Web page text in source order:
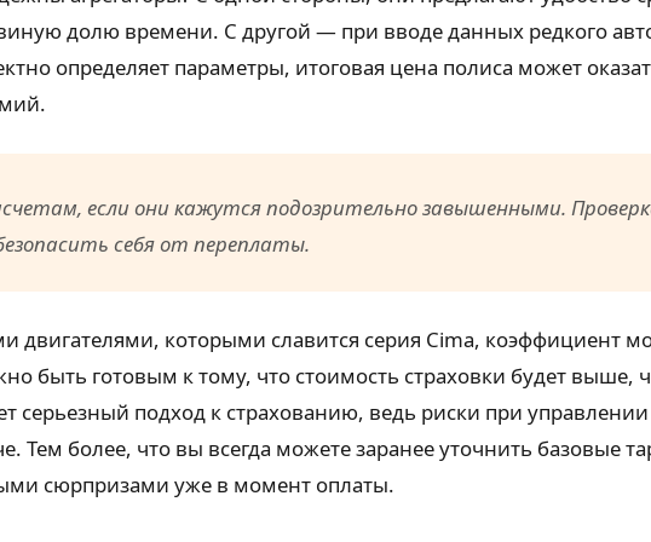
долю времени. С другой — при вводе данных редкого
определяет параметры, итоговая цена полиса может
если они кажутся подозрительно завышенными.
себя от переплаты.
двигателями, которыми славится серия Cima, коэффициент
быть готовым к тому, что стоимость страховки будет выше,
серьезный подход к страхованию, ведь риски при
более, что вы всегда можете заранее уточнить базовые
сюрпризами уже в момент оплаты.